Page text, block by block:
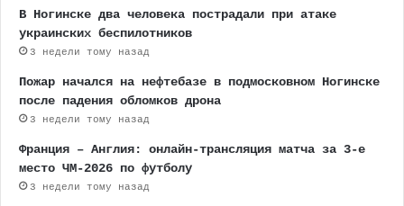
В Ногинске два человека пострадали при атаке
украинских беспилотников
3 недели тому назад
Пожар начался на нефтебазе в подмосковном Ногинске
после падения обломков дрона
3 недели тому назад
Франция – Англия: онлайн-трансляция матча за 3-е
место ЧМ-2026 по футболу
3 недели тому назад